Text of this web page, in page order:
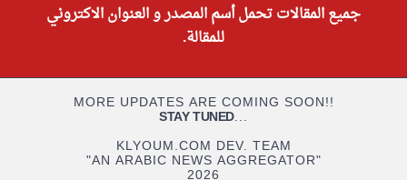
جميع المقالات تحمل أسم المصدر و العنوان الاكتروني
للمقالة.
MORE UPDATES ARE COMING SOON!!
STAY TUNED...
KLYOUM.COM DEV. TEAM
"AN ARABIC NEWS AGGREGATOR"